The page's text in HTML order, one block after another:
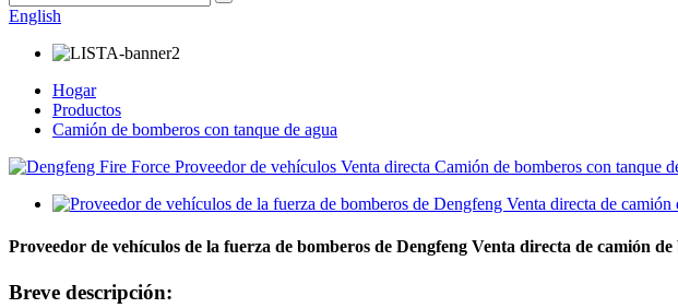
English
Hogar
Productos
Camión de bomberos con tanque de agua
Proveedor de vehículos de la fuerza de bomberos de Dengfeng Venta directa de camión
Breve descripción: